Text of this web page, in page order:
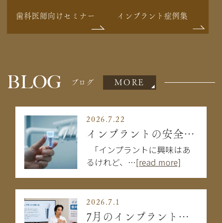
歯科医師向けセミナー インプラント症例集
BLOG ブログ MORE
2026.7.22
インプラントの安全性は大丈夫？失敗を防ぐために知るべきこと
「インプラントに興味はあ
るけれど、…[read more]
2026.7.1
7月のインプラント説明会